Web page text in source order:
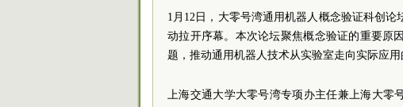
1月12日，大零号湾通用机器人概念验证科创
动拉开序幕。本次论坛聚焦概念验证的重要原
题，推动通用机器人技术从实验室走向实际应用
上海交通大学大零号湾专项办主任兼上海大零